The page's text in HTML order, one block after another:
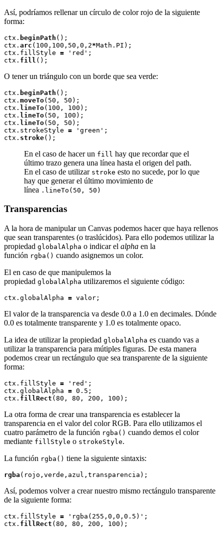
Así, podríamos rellenar un círculo de color rojo de la siguiente
forma:
ctx. beginPath ();
ctx. arc (100,100,50,0,2*Math.PI);
ctx.fillStyle = 'red';
ctx. fill
O tener un triángulo con un borde que sea verde:
ctx. beginPath ();
ctx. moveTo(50, 50);
ctx. lineTo(100, 100);
ctx. lineTo(50, 100);
ctx. lineTo(50, 50);
ctx.strokeStyle = 'green';
ctx. stroke
En el caso de hacer un fill hay que recordar que el
último trazo genera una línea hasta el origen del path.
En el caso de utilizar stroke esto no sucede, por lo que
hay que generar el último movimiento de
línea .lineTo(50, 50)
Transparencias
A la hora de manipular un Canvas podemos hacer que haya rellenos
que sean transparentes (o traslúcidos). Para ello podemos utilizar la
propiedad globalAlpha o indicar el alpha en la
función rgba() cuando asignemos un color.
El en caso de que manipulemos la
propiedad globalAlpha utilizaremos el siguiente código:
ctx.globalAlpha =
El valor de la transparencia va desde 0.0 a 1.0 en decimales. Dónde
0.0 es totalmente transparente y 1.0 es totalmente opaco.
La idea de utilizar la propiedad globalAlpha es cuando vas a
utilizar la transparencia para mútiples figuras. De esta manera
podemos crear un rectángulo que sea transparente de la siguiente
forma:
ctx.fillStyle = 'red';
ctx.globalAlpha = 0.5;
ctx. fillRect
La otra forma de crear una transparencia es establecer la
transparencia en el valor del color RGB. Para ello utilizamos el
cuatro parámetro de la función rgba() cuando demos el color
mediante fillStyle o strokeStyle.
La función rgba() tiene la siguiente sintaxis:
rgba
Así, podemos volver a crear nuestro mismo rectángulo transparente
de la siguiente forma:
ctx.fillStyle = 'rgba(255,0,0,0.5)';
ctx. fillRect